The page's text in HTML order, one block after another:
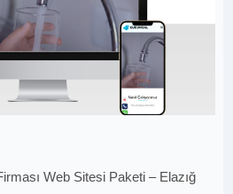
Web Sitesi Paketi – Elazığ